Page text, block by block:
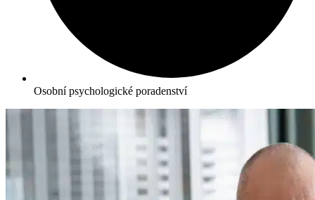
Osobní psychologické poradenství